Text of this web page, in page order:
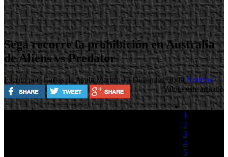
Sega recurre la prohibición en Australia
de Aliens vs Predator
Escrito por Carlos de AyalaMartes, 15 Diciembre 2009Noticias
Valora este artículo
1
2
3
4
5
Plataforma:Xbox 360/PlayStation 3/PC